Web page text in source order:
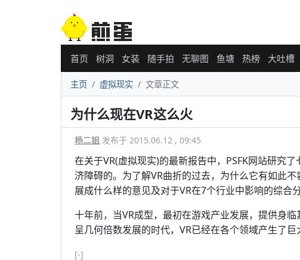
首页 树洞 女装 随手拍 无聊图 鱼塘 热榜 大吐槽
主页 虚拟现实 文章正文
为什么现在VR这么火
杨二姐 发布于 2015.06.12 , 09:45
在关于VR(虚拟现实)的最新报告中，PSFK网站研究
济障碍的。为了解VR曲折的过去，为什么它有如此
展成什么样的意见及对于VR在7个行业中影响的综合分
十年前，当VR成型，最初在游戏产业发展，提供身
呈几何倍数发展的时代，VR已经在各个领域产生了巨
[-]